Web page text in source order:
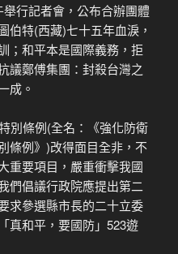
行記者會，公布合辦團體
伯特(西藏)七十五年血淚，
；和平本是國際義務，拒
議鄭傅集團：封殺台灣之
成。
別條例(全名：《強化防衛
條例》)改得面目全非，不
重要項目，嚴重衝擊我國
們倡議行政院應提出第二
求參選縣市長的二十立委
真和平，要國防」523遊